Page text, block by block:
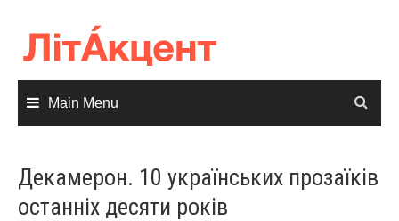
content
Main Menu
Декамерон. 10 українських прозаїків
останніх десяти років